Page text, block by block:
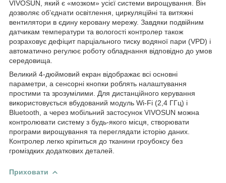
VIVOSUN, який є «мозком» усієї системи вирощування. Він
дозволяє об’єднати освітлення, циркуляційні та витяжні
вентилятори в єдину керовану мережу. Завдяки подвійним
датчикам температури та вологості контролер також
розраховує дефіцит парціального тиску водяної пари (VPD) і
автоматично регулює роботу обладнання відповідно до умов
середовища.
Великий 4-дюймовий екран відображає всі основні
параметри, а сенсорні кнопки роблять налаштування
простими та зрозумілими. Для дистанційного керування
використовується вбудований модуль Wi-Fi (2,4 ГГц) і
Bluetooth, а через мобільний застосунок VIVOSUN можна
контролювати систему з будь-якого місця, створювати
програми вирощування та переглядати історію даних.
Контролер легко кріпиться до тканини гроубоксу без
громіздких додаткових деталей.
Приховати